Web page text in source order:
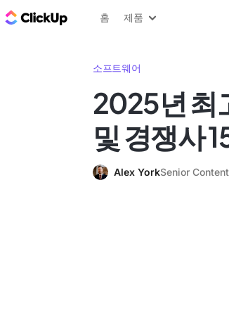
ClickUp 블로그
홈 제품
소프트웨어
2025년 최
및 경쟁사
Alex YorkSenior